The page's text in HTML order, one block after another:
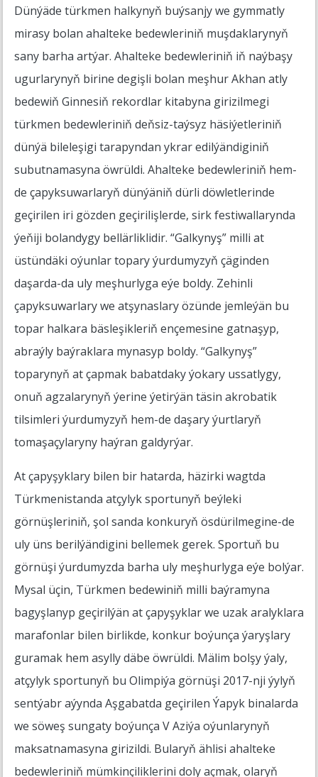
Dünýäde türkmen halkynyň buýsanjy we gymmatly
mirasy bolan ahalteke bedewleriniň muşdaklarynyň
sany barha artýar. Ahalteke bedewleriniň iň naýbaşy
ugurlarynyň birine degişli bolan meşhur Akhan atly
bedewiň Ginnesiň rekordlar kitabyna girizilmegi
türkmen bedewleriniň deňsiz-taýsyz häsiýetleriniň
dünýä bileleşigi tarapyndan ykrar edilýändiginiň
subutnamasyna öwrüldi. Ahalteke bedewleriniň hem-
de çapyksuwarlaryň dünýäniň dürli döwletlerinde
geçirilen iri gözden geçirilişlerde, sirk festiwallarynda
ýeňiji bolandygy bellärliklidir. “Galkynyş” milli at
üstündäki oýunlar topary ýurdumyzyň çäginden
daşarda-da uly meşhurlyga eýe boldy. Zehinli
çapyksuwarlary we atşynaslary özünde jemleýän bu
topar halkara bäsleşikleriň ençemesine gatnaşyp,
abraýly baýraklara mynasyp boldy. “Galkynyş”
toparynyň at çapmak babatdaky ýokary ussatlygy,
onuň agzalarynyň ýerine ýetirýän täsin akrobatik
tilsimleri ýurdumyzyň hem-de daşary ýurtlaryň
tomaşaçylaryny haýran galdyrýar.
At çapyşyklary bilen bir hatarda, häzirki wagtda
Türkmenistanda atçylyk sportunyň beýleki
görnüşleriniň, şol sanda konkuryň ösdürilmegine-de
uly üns berilýändigini bellemek gerek. Sportuň bu
görnüşi ýurdumyzda barha uly meşhurlyga eýe bolýar.
Mysal üçin, Türkmen bedewiniň milli baýramyna
bagyşlanyp geçirilýän at çapyşyklar we uzak aralyklara
marafonlar bilen birlikde, konkur boýunça ýaryşlary
guramak hem asylly däbe öwrüldi. Mälim bolşy ýaly,
atçylyk sportunyň bu Olimpiýa görnüşi 2017-nji ýylyň
sentýabr aýynda Aşgabatda geçirilen Ýapyk binalarda
we söweş sungaty boýunça V Aziýa oýunlarynyň
maksatnamasyna girizildi. Bularyň ählisi ahalteke
bedewleriniň mümkinçiliklerini doly açmak, olaryň